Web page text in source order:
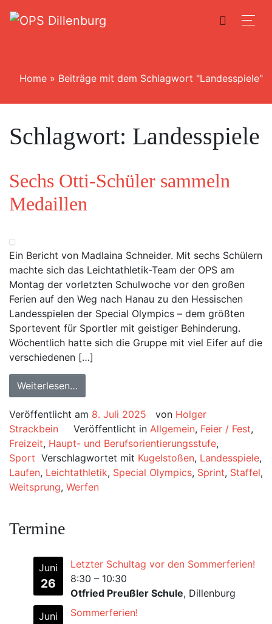
Home » Beiträge mit dem Schlagwort "Landesspiele"
Schlagwort: Landesspiele
Sechs Otti-Schüler sammeln
Medaillen
Ein Bericht von Madlaina Schneider. Mit sechs Schülern
machte sich das Leichtathletik-Team der OPS am
Montag der vorletzten Schulwoche vor den großen
Ferien auf den Weg nach Hanau zu den Hessischen
Landesspielen der Special Olympics – dem größten
Sportevent für Sportler mit geistiger Behinderung.
Wöchentlich hatte sich die Gruppe mit viel Eifer auf die
verschiedenen […]
Weiterlesen…
Veröffentlicht am 8. Juli 2025 von Holger
Strackbein
Veröffentlicht in Allgemein, Feier / Fest,
Freizeit, Haupt- und Berufsorientierungsstufe,
Sport Verschlagwortet mit Kugelstoßen, Landesspiele,
Laufen, Leichtathletik, Special Olympics, Sprint, Staffel,
Weitsprung, Werfen
Termine
Juni
26
Letzter Schultag vor den Sommerferien!
8:30 – 10:30
Otfried Preußler Schule, Dillenburg
Juni
Sommerferien!